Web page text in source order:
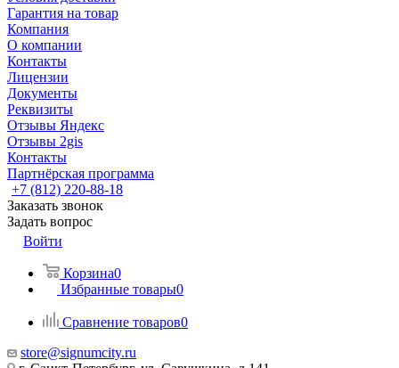
Гарантия на товар
Компания
О компании
Контакты
Лицензии
Документы
Реквизиты
Отзывы Яндекс
Отзывы 2gis
Контакты
Партнёрская программа
+7 (812) 220-88-18
Заказать звонок
Задать вопрос
Войти
Корзина0
Избранные товары0
Сравнение товаров0
store@signumcity.ru